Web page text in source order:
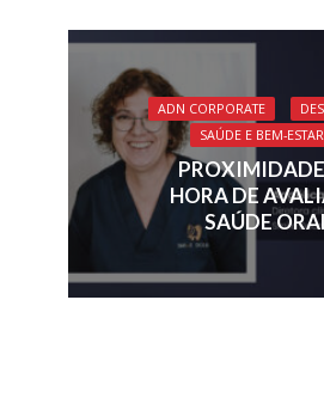
ADN CORPORATE
SAÚDE E BEM-ESTAR
HORA DE
SAÚDE